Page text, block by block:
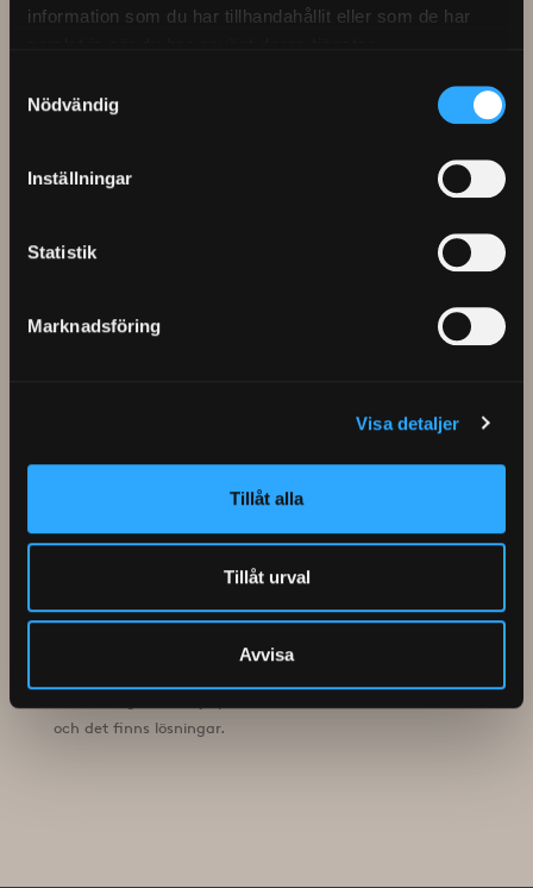
information som du har tillhandahållit eller som de har
Nödvändig
Inställningar
Statistik
Marknadsföring
Visa detaljer
Tillåt alla
Tillåt urval
Avvisa
Håravfall hos män & kvinnor – orsaker
uppstår, vad du kan göra och när en hårtransplantation
tyst problem
och det finns lösningar.